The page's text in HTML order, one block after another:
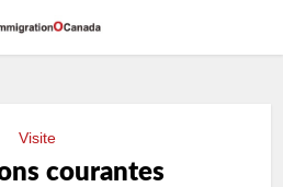
Visite
courantes